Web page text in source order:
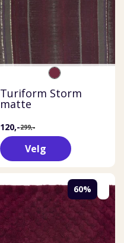
Turiform Storm
matte
120,-299,-
Velg
60%